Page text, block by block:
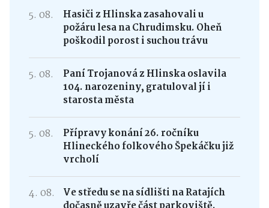
5. 08. Zájmové kroužky na ZŠ Resslova
5. 08.
Hasiči z Hlinska zasahovali u
požáru lesa na Chrudimsku. Oheň
poškodil porost i suchou trávu
5. 08.
Paní Trojanová z Hlinska oslavila
104. narozeniny, gratuloval jí i
starosta města
5. 08.
Přípravy konání 26. ročníku
Hlineckého folkového Špekáčku již
vrcholí